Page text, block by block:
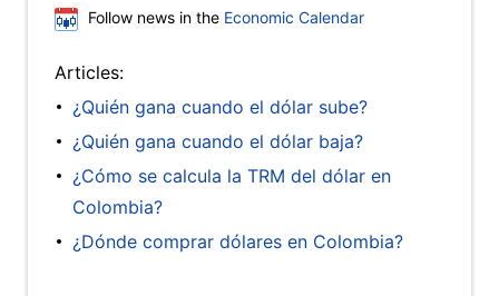
Follow news in the Economic Calendar
Articles:
¿Quién gana cuando el dólar sube?
¿Quién gana cuando el dólar baja?
¿Cómo se calcula la TRM del dólar en
Colombia?
¿Dónde comprar dólares en Colombia?